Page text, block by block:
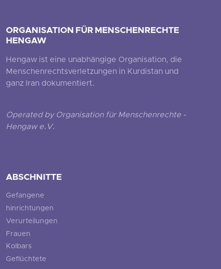
ORGANISATION FÜR MENSCHENRECHTE
HENGAW
Hengaw ist eine unabhängige Organisation, die
Menschenrechtsverletzungen in Kurdistan und
ganz Iran dokumentiert.
Operated by Organisation für Menschenrechte -
Hengaw e.V.
ABSCHNITTE
Gefangene
hinrichtungen
Verurteilungen
Frauen
Kolbars
Geflüchtete